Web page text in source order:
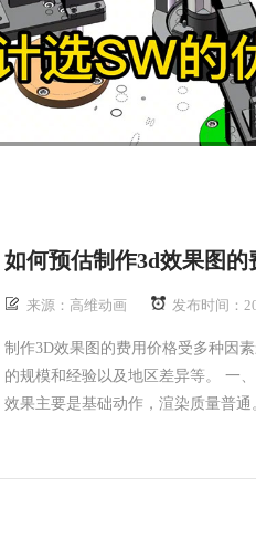
如何预估制作3d效果图的
来源：高维动画 发布时间：
制作3D效果图的费用价格受多种因
的规模和经验以及地区差异等。‌ 一
效果主要是基础动作，渲染质量普通